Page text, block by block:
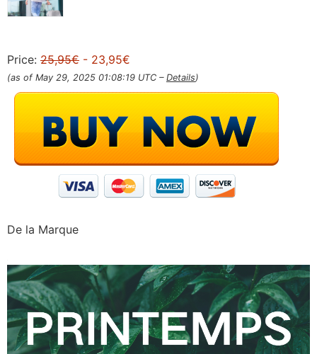
Price: 25,95€ - 23,95€
(as of May 29, 2025 01:08:19 UTC – Details)
De la Marque